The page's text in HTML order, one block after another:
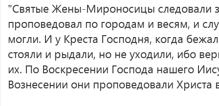
"Святые Жены-Мироносицы следовали
проповедовал по городам и весям, и
могли. И у Креста Господня, когда
стояли и рыдали, но не уходили, ибо
их. По Воскресении Господа нашего
Вознесении они проповедовали Христа